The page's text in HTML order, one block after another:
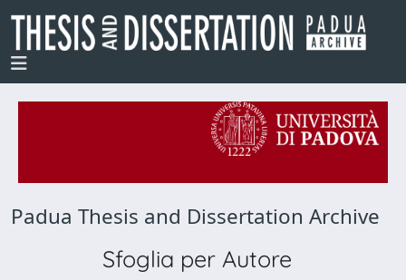
Padua Thesis and Dissertation Archive
Sfoglia per Autore